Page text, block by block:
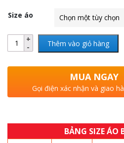
Size áo
Thêm vào giỏ hàng
MUA NGAY
Gọi điện xác nhận và giao
BẢNG SIZE ÁO